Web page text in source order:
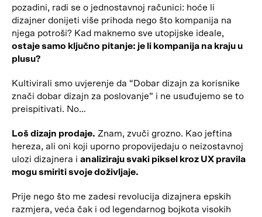
pozadini, radi se o jednostavnoj računici: hoće li
dizajner donijeti više prihoda nego što kompanija na
njega potroši? Kad maknemo sve utopijske ideale,
ostaje samo ključno pitanje: je li kompanija na kraju u
plusu?
Kultivirali smo uvjerenje da “Dobar dizajn za korisnike
znači dobar dizajn za poslovanje” i ne usuđujemo se to
preispitivati. No…
Loš dizajn prodaje. Znam, zvuči grozno. Kao jeftina
hereza, ali oni koji uporno propovijedaju o neizostavnoj
ulozi dizajnera i analiziraju svaki piksel kroz UX pravila
mogu smiriti svoje doživljaje.
Prije nego što me zadesi revolucija dizajnera epskih
razmjera, veća čak i od legendarnog bojkota visokih